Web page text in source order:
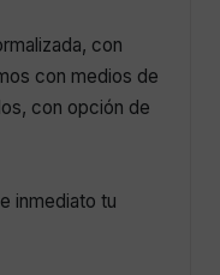
con
con medios de
con opción de
inmediato tu